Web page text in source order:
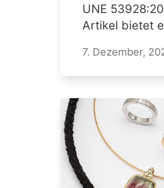
UNE
Artikel bietet
7. Dezember,